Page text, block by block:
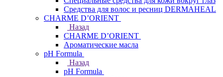
Средства для волос и ресниц DERMAHEAL
CHARME D’ORIENT
Назад
CHARME D’ORIENT
Ароматические масла
pH Formula
Назад
pH Formula